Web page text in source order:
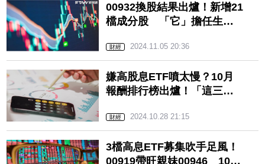
00932換股結果出爐！新增21
檔成分股 「它」擔任生力
財經 2024.11.05 20:36
嫌高股息ETF噴太慢？10月
報酬排行榜出爐！「這三
財經 2024.10.28 21:15
3檔高息ETF募集吹手足風！
00919帶旺親妹00946 10元